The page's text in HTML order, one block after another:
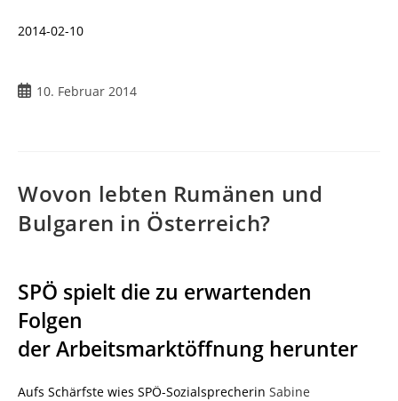
2014-02-10
Beitrag10. Februar 2014
Wovon lebten Rumänen und
Bulgaren in Österreich?
SPÖ spielt die zu erwartenden
Folgen
der Arbeitsmarktöffnung herunter
Aufs Schärfste wies SPÖ-Sozialsprecherin Sabine